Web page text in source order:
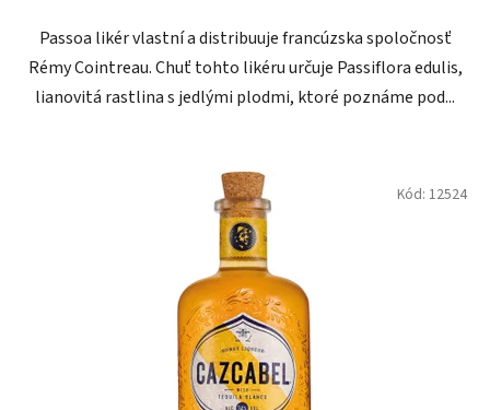
Passoa likér vlastní a distribuuje francúzska spoločnosť
Rémy Cointreau. Chuť tohto likéru určuje Passiflora edulis,
lianovitá rastlina s jedlými plodmi, ktoré poznáme pod...
Kód: 12524